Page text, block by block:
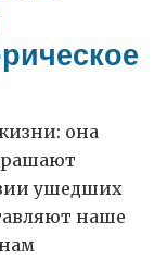
она
ушедших
наше